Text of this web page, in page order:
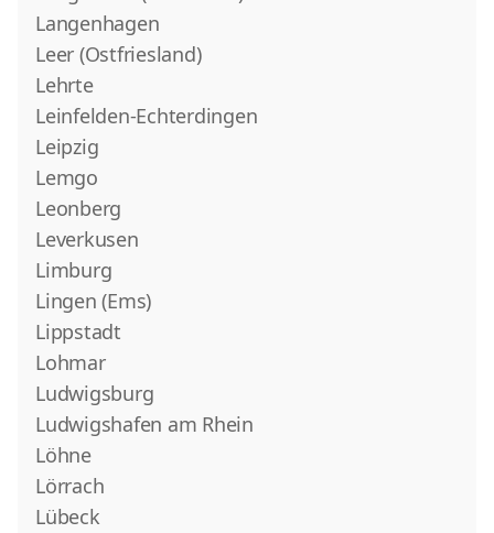
Langenhagen
Leer (Ostfriesland)
Lehrte
Leinfelden-Echterdingen
Leipzig
Lemgo
Leonberg
Leverkusen
Limburg
Lingen (Ems)
Lippstadt
Lohmar
Ludwigsburg
Ludwigshafen am Rhein
Löhne
Lörrach
Lübeck